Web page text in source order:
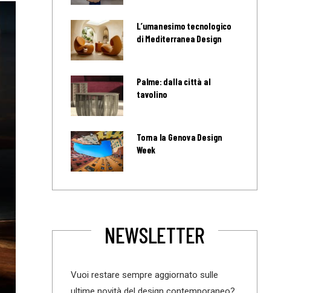
L’umanesimo tecnologico
di Mediterranea Design
Palme: dalla città al
tavolino
Torna la Genova Design
Week
NEWSLETTER
Vuoi restare sempre aggiornato sulle